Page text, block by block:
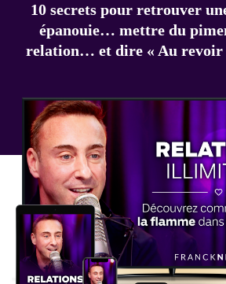
10 secrets pour retrouver
épanouie… mettre du
relation… et dire « Au revoir